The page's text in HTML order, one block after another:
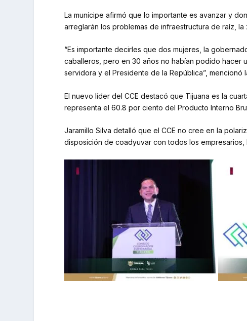
La munícipe afirmó que lo importante es avanzar y
arreglarán los problemas de infraestructura de raíz,
“Es importante decirles que dos mujeres, la
caballeros, pero en 30 años no habían podido hacer
servidora y el Presidente de la República”, mencionó
El nuevo líder del CCE destacó que Tijuana es la
representa el 60.8 por ciento del Producto Interno
Jaramillo Silva detalló que el CCE no cree en la
disposición de coadyuvar con todos los